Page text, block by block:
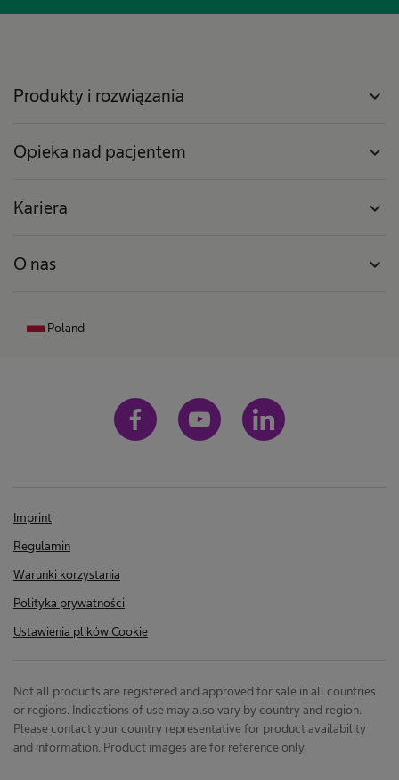
Produkty i rozwiązania expand_more
Opieka nad pacjentem expand_more
Kariera expand_more
O nas expand_more
Poland
Imprint
Regulamin
Warunki korzystania
Polityka prywatności
Ustawienia plików Cookie
Not all products are registered and approved for sale in all countries
or regions. Indications of use may also vary by country and region.
Please contact your country representative for product availability
and information. Product images are for reference only.